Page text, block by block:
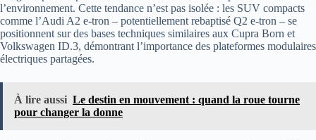
l’environnement. Cette tendance n’est pas isolée : les SUV compacts
comme l’Audi A2 e-tron – potentiellement rebaptisé Q2 e-tron – se
positionnent sur des bases techniques similaires aux Cupra Born et
Volkswagen ID.3, démontrant l’importance des plateformes modulaires
électriques partagées.
À lire aussi Le destin en mouvement : quand la roue tourne
pour changer la donne